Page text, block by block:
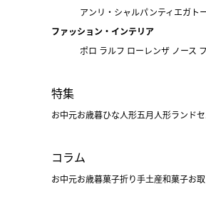
アンリ・シャルパンティエガト
ファッション・インテリア
ポロ ラルフ ローレンザ ノース
特集
お中元お歳暮ひな人形五月人形ランド
コラム
お中元お歳暮菓子折り手土産和菓子お